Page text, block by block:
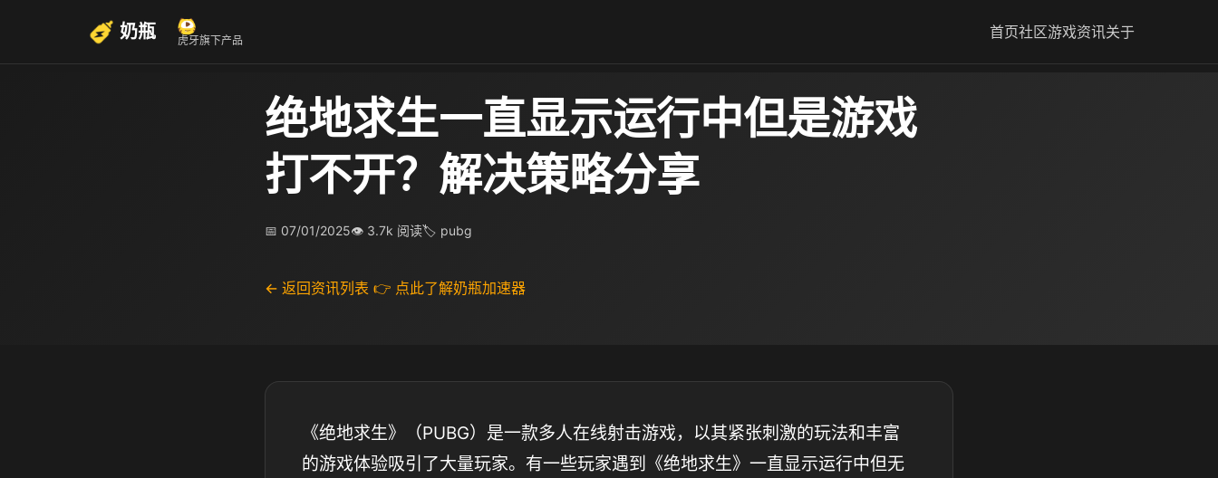
奶瓶 虎牙旗下产品 首页社区游戏资讯关于
绝地求生一直显示运行中但是游戏
打不开？解决策略分享
📅 07/01/2025👁 3.7k 阅读🏷 pubg
← 返回资讯列表 👉 点此了解奶瓶加速器
《绝地求生》（PUBG）是一款多人在线射击游戏，以其紧张刺激的玩法和丰富
的游戏体验吸引了大量玩家。有一些玩家遇到《绝地求生》一直显示运行中但无